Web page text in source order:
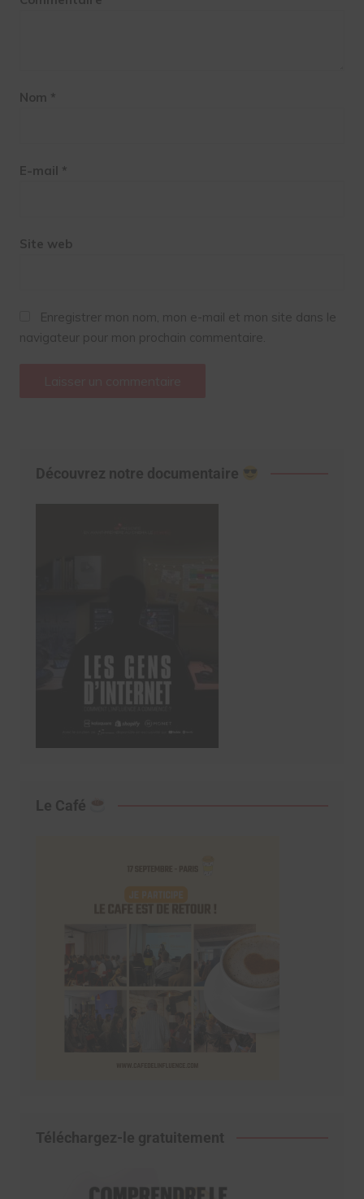
Nom *
E-mail *
Site web
Enregistrer mon nom, mon e-mail et mon site dans le
navigateur pour mon prochain commentaire.
Découvrez notre documentaire
Le Café
Téléchargez-le gratuitement